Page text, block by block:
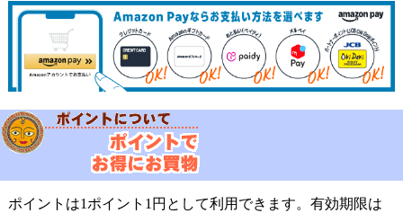
ポイントは1ポイント1円として利用できます。有効期限は